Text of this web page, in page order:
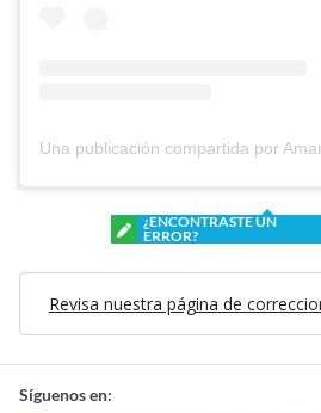
¿ENCONTRASTE UN
ERROR?
Revisa nuestra página de
Síguenos en: